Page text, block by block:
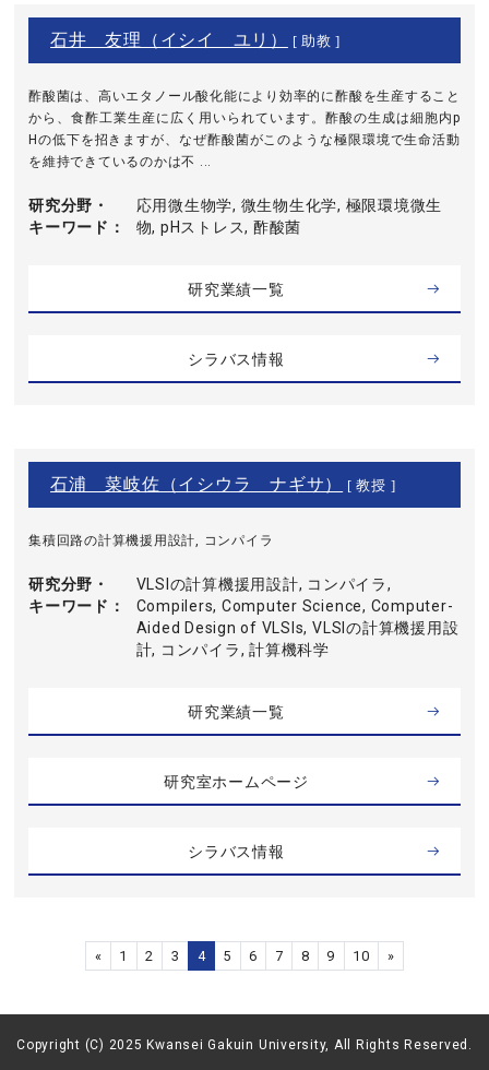
石井 友理（イシイ ユリ） [ 助教 ]
酢酸菌は、高いエタノール酸化能により効率的に酢酸を生産すること
から、食酢工業生産に広く用いられています。酢酸の生成は細胞内p
Hの低下を招きますが、なぜ酢酸菌がこのような極限環境で生命活動
を維持できているのかは不 ...
研究分野・
キーワード
応用微生物学, 微生物生化学, 極限環境微生
物, pHストレス, 酢酸菌
研究業績一覧
シラバス情報
石浦 菜岐佐（イシウラ ナギサ） [ 教授 ]
集積回路の計算機援用設計, コンパイラ
研究分野・
キーワード
VLSIの計算機援用設計, コンパイラ,
Compilers, Computer Science, Computer-
Aided Design of VLSIs, VLSIの計算機援用設
計, コンパイラ, 計算機科学
研究業績一覧
研究室ホームページ
シラバス情報
« 1 2 3 4 5 6 7 8 9 10 »
Copyright (C) 2025 Kwansei Gakuin University, All Rights Reserved.